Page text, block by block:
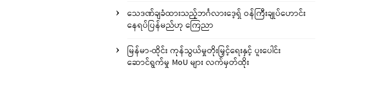
သေဒဏ်ချခံထားသည့်ဘင်္ဂလားဒေ့ရှ် ဝန်ကြီးချုပ်ဟောင်း
နေရပ်ပြန်မည်ဟု ကြေညာ
မြန်မာ-ထိုင်း ကုန်သွယ်မှုတိုးမြှင့်ရေးနှင့် ပူးပေါင်း
ဆောင်ရွက်မှု MoU များ လက်မှတ်ထိုး